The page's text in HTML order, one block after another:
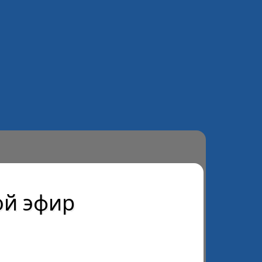
эфир